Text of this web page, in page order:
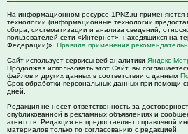
На информационном ресурсе 1PNZ.ru применяются
технологии (информационные технологии
сбора, систематизации и анализа сведений,
пользователей сети «Интернет», находящихся на
Федерации)». Правила применения
Сайт использует сервисы веб-аналитики Яндекс
Продолжая использовать этот Сайт, вы
файлов и других данных в соответствии с данным
Срок обработки персональных данных при помощи
дней.
Редакция не несет ответственность за
опубликованной в рекламных объявлениях и
агентств. Редакция не предоставляет справочной
материалов только по согласованию с редакцией.